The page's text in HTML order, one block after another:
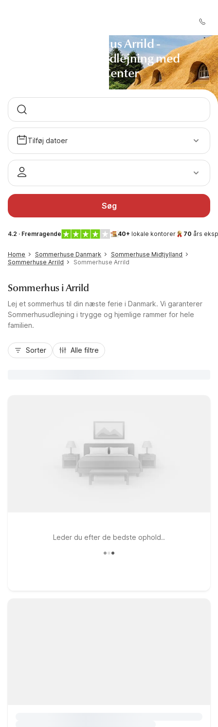
Sommerhus Arrild -
Sommerhusudlejning med
DanCenter
Tilføj datoer
Søg
4.2 · Fremragende 40+ lokale kontorer 70 års
Home Sommerhuse Danmark
Sommerhuse Midtjylland
Sommerhuse Arrild
Sommerhuse Arrild
Sommerhus i Arrild
Lej et sommerhus til din næste ferie i Danmark. Vi garanterer
Sommerhusudlejning i trygge og hjemlige rammer for hele
familien.
Sorter Alle filtre
Leder du efter de bedste ophold..